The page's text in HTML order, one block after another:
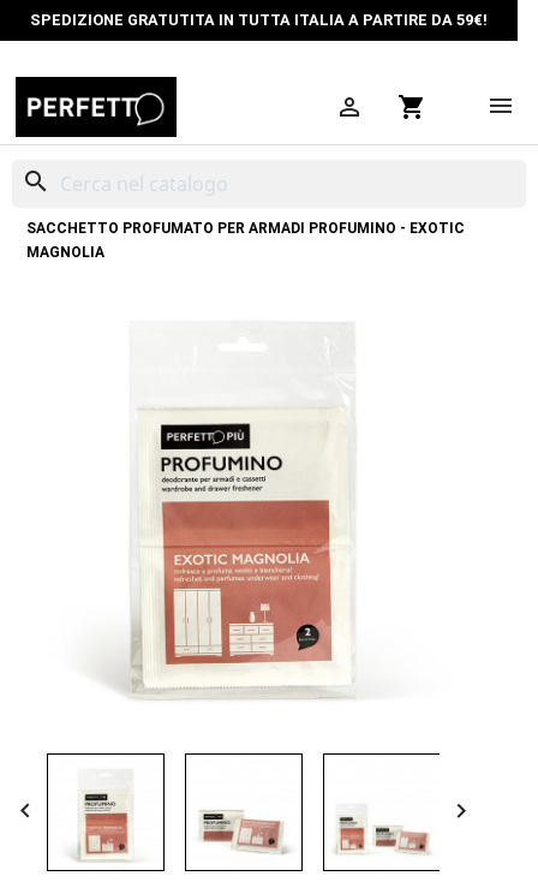
SPEDIZIONE GRATUTITA IN TUTTA ITALIA A PARTIRE DA 59€!
 shopping_cart
search
SACCHETTO PROFUMATO PER ARMADI PROFUMINO - EXOTIC
MAGNOLIA
 